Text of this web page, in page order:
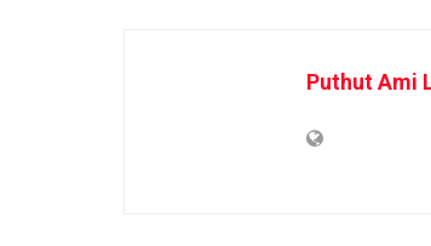
Puthut Ami